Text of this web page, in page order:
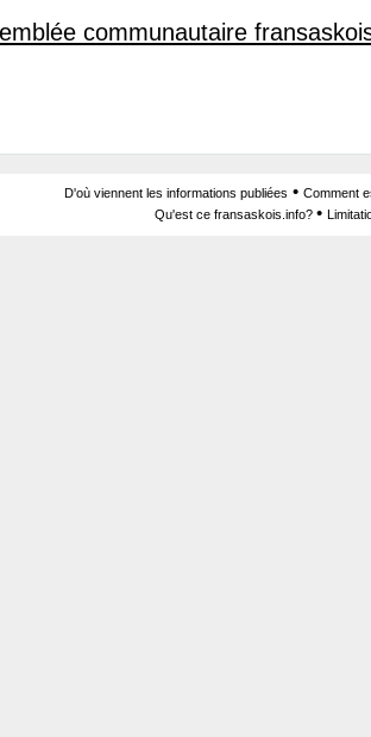
communautaire
D'où viennent les informations publiées • Comment
Qu'est ce fransaskois.info? •